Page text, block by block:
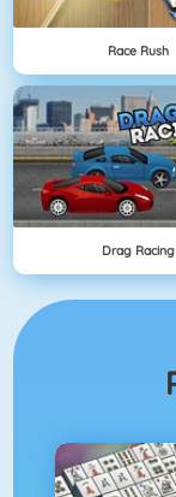
Race Rush
Drag Racing